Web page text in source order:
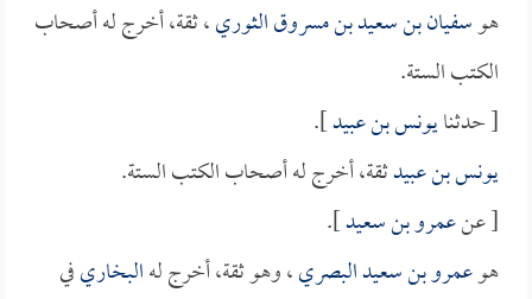
هوسفيان بن سعيد بن مسروق الثوري، ثقة، أخرج له أصحاب
الكتب الستة.
[ حدثنايونس بن عبيد].
يونس بن عبيدثقة، أخرج له أصحاب الكتب الستة.
[ عنعمرو بن سعيد].
هوعمرو بن سعيد البصري، وهو ثقة، أخرج لهالبخاريفي